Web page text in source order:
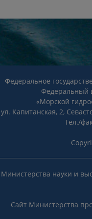
Федеральное
Федеральный
«Морской
ул. Капитанская, 2,
Тел./
науки и
Сайт Министерства